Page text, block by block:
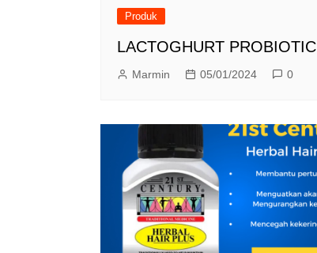
Produk
LACTOGHURT PROBIOTIC
Marmin 05/01/2024 0